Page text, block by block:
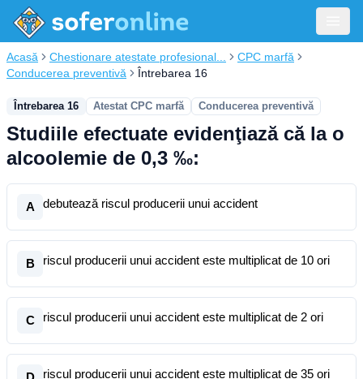
Acasă Chestionare atestate profesional...
CPC marfă
Conducerea preventivă
Întrebarea 16
Întrebarea 16 Atestat CPC marfă Conducerea preventivă
Studiile efectuate evidenţiază că la o
alcoolemie de 0,3 ‰:
A debutează riscul producerii unui accident
B riscul producerii unui accident este multiplicat de 10 ori
C riscul producerii unui accident este multiplicat de 2 ori
riscul producerii unui accident este multiplicat de 35 ori